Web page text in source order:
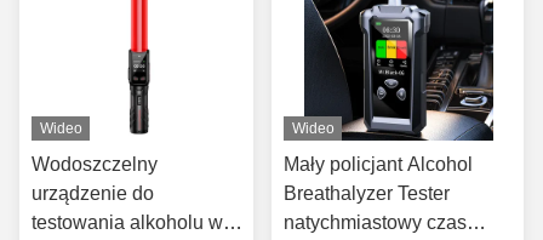
Wideo
Wodoszczelny
urządzenie do
testowania alkoholu w
Wideo
Mały policjant Alcohol
Breathalyzer Tester
natychmiastowy czas